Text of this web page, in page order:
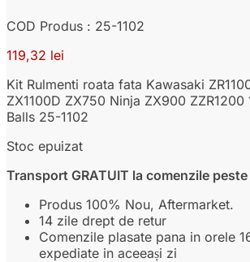
COD Produs : 25-1102
119,32 lei
Kit Rulmenti roata fata Kawasaki
ZX1100D ZX750 Ninja ZX900 ZZR1200
Balls 25-1102
Stoc epuizat
Transport GRATUIT la comenzile
Produs 100% Nou, Aftermarket.
14 zile drept de retur
Comenzile plasate pana in orele
expediate in aceeași zi